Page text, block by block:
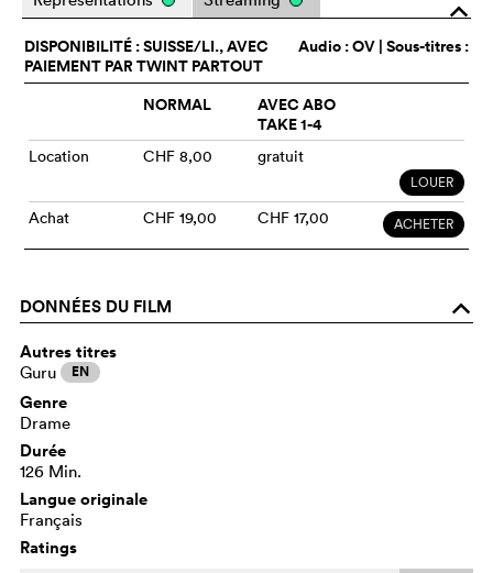
o
Audio :OV | Sous-titres :
DISPONIBILITÉ : SUISSE/LI., AVEC
PAIEMENT PAR TWINT PARTOUT
NORMAL
AVEC ABO
TAKE 1-4
Location CHF 8,00 gratuit
LOUER
Achat CHF 19,00 CHF 17,00 ACHETER
DONNÉES DU FILM o
Autres titres
Guru EN
Genre
Drame
Durée
126 Min.
Langue originale
Français
Ratings